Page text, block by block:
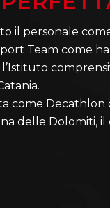
il personale
Team come
come Decathlon
delle Dolomiti, il